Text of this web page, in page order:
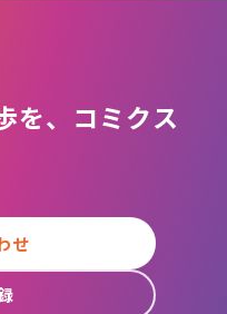
を、コミクス
せ